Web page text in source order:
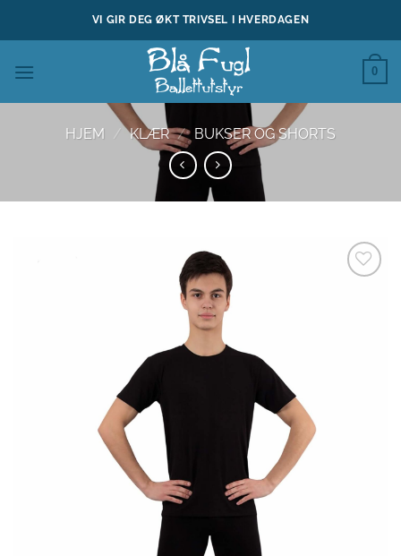
VI GIR DEG ØKT TRIVSEL I HVERDAGEN
0
HJEM / KLÆR / BUKSER OG SHORTS